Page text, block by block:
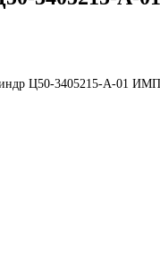
Ц50-3405215-А-01 ИМП